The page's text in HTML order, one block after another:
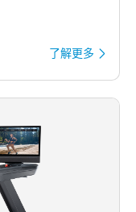
了解更多